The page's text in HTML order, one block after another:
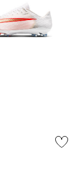
SUPERFLY 11